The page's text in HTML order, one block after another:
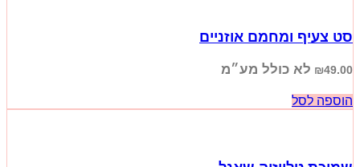
סט צעיף ומחמם אוזניים
₪49.00 לא כולל מע״מ
הוספה לסל